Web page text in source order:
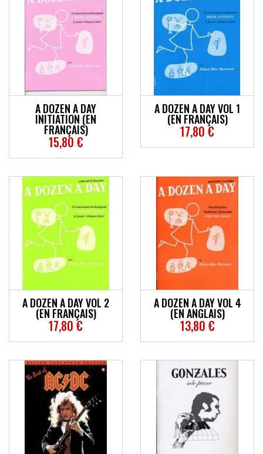
A DOZEN A DAY
INITIATION (EN
FRANÇAIS)
15,80 €
A DOZEN A DAY VOL 1
(EN FRANÇAIS)
17,80 €
A DOZEN A DAY VOL 2
(EN FRANÇAIS)
17,80 €
A DOZEN A DAY VOL 4
(EN ANGLAIS)
13,80 €